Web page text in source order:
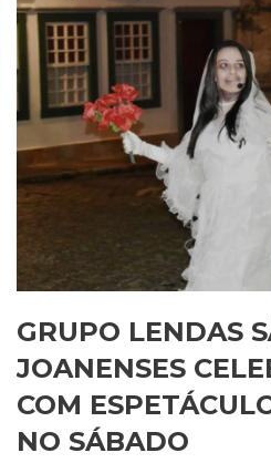
GRUPO LENDAS
JOANENSES
COM
NO SÁBADO